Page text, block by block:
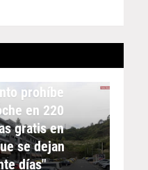
prohíbe
en 220
gratis en
se dejan
días"